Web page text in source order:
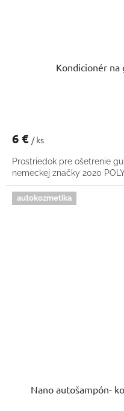
Kondicionér na
6 € / ks
Prostriedok pre ošetrenie
nemeckej značky 2020
autokozmetika
Nano autošampón-